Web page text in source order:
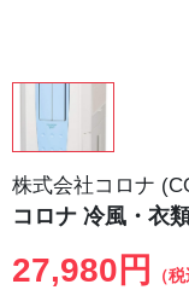
株式会社コロナ
コロナ 冷風・衣
27,980円 （税